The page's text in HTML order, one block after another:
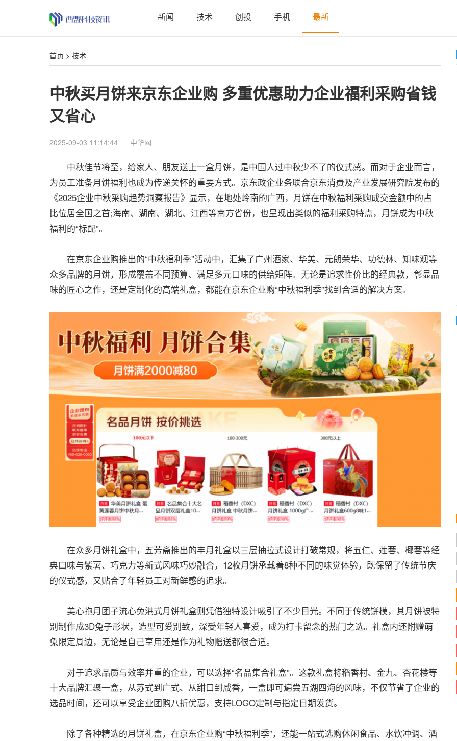
新闻 技术 创投 手机 最新
首页 > 技术
中秋买月饼来京东企业购 多重优惠助力企业福利采购省钱
又省心
2025-09-03 11:14:44 中华网
中秋佳节将至，给家人、朋友送上一盒月饼，是中国人过中秋少不了的仪式感。而对于企业而言，
为员工准备月饼福利也成为传递关怀的重要方式。京东政企业务联合京东消费及产业发展研究院发布的
《2025企业中秋采购趋势洞察报告》显示，在地处岭南的广西，月饼在中秋福利采购成交金额中的占
比位居全国之首;海南、湖南、湖北、江西等南方省份，也呈现出类似的福利采购特点，月饼成为中秋
福利的“标配”。
在京东企业购推出的“中秋福利季”活动中，汇集了广州酒家、华美、元朗荣华、功德林、知味观等
众多品牌的月饼，形成覆盖不同预算、满足多元口味的供给矩阵。无论是追求性价比的经典款，彰显品
味的匠心之作，还是定制化的高端礼盒，都能在京东企业购“中秋福利季”找到合适的解决方案。
在众多月饼礼盒中，五芳斋推出的丰月礼盒以三层抽拉式设计打破常规，将五仁、莲蓉、椰蓉等经
典口味与紫薯、巧克力等新式风味巧妙融合，12枚月饼承载着8种不同的味觉体验，既保留了传统节庆
的仪式感，又贴合了年轻员工对新鲜感的追求。
美心抱月团子流心兔港式月饼礼盒则凭借独特设计吸引了不少目光。不同于传统饼模，其月饼被特
别制作成3D兔子形状，造型可爱别致，深受年轻人喜爱，成为打卡留念的热门之选。礼盒内还附赠萌
兔限定周边，无论是自己享用还是作为礼物赠送都很合适。
对于追求品质与效率并重的企业，可以选择“名品集合礼盒”。这款礼盒将稻香村、金九、杏花楼等
十大品牌汇聚一盒，从苏式到广式、从甜口到咸香，一盒即可遍尝五湖四海的风味，不仅节省了企业的
选品时间，还可以享受企业团购八折优惠，支持LOGO定制与指定日期发货。
除了各种精选的月饼礼盒，在京东企业购“中秋福利季”，还能一站式选购休闲食品、水饮冲调、酒